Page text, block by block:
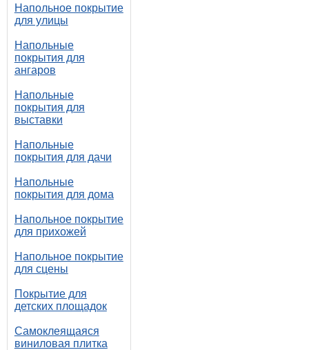
Напольное покрытие
для улицы
Напольные
покрытия для
ангаров
Напольные
покрытия для
выставки
Напольные
покрытия для дачи
Напольные
покрытия для дома
Напольное покрытие
для прихожей
Напольное покрытие
для сцены
Покрытие для
детских площадок
Самоклеящаяся
виниловая плитка